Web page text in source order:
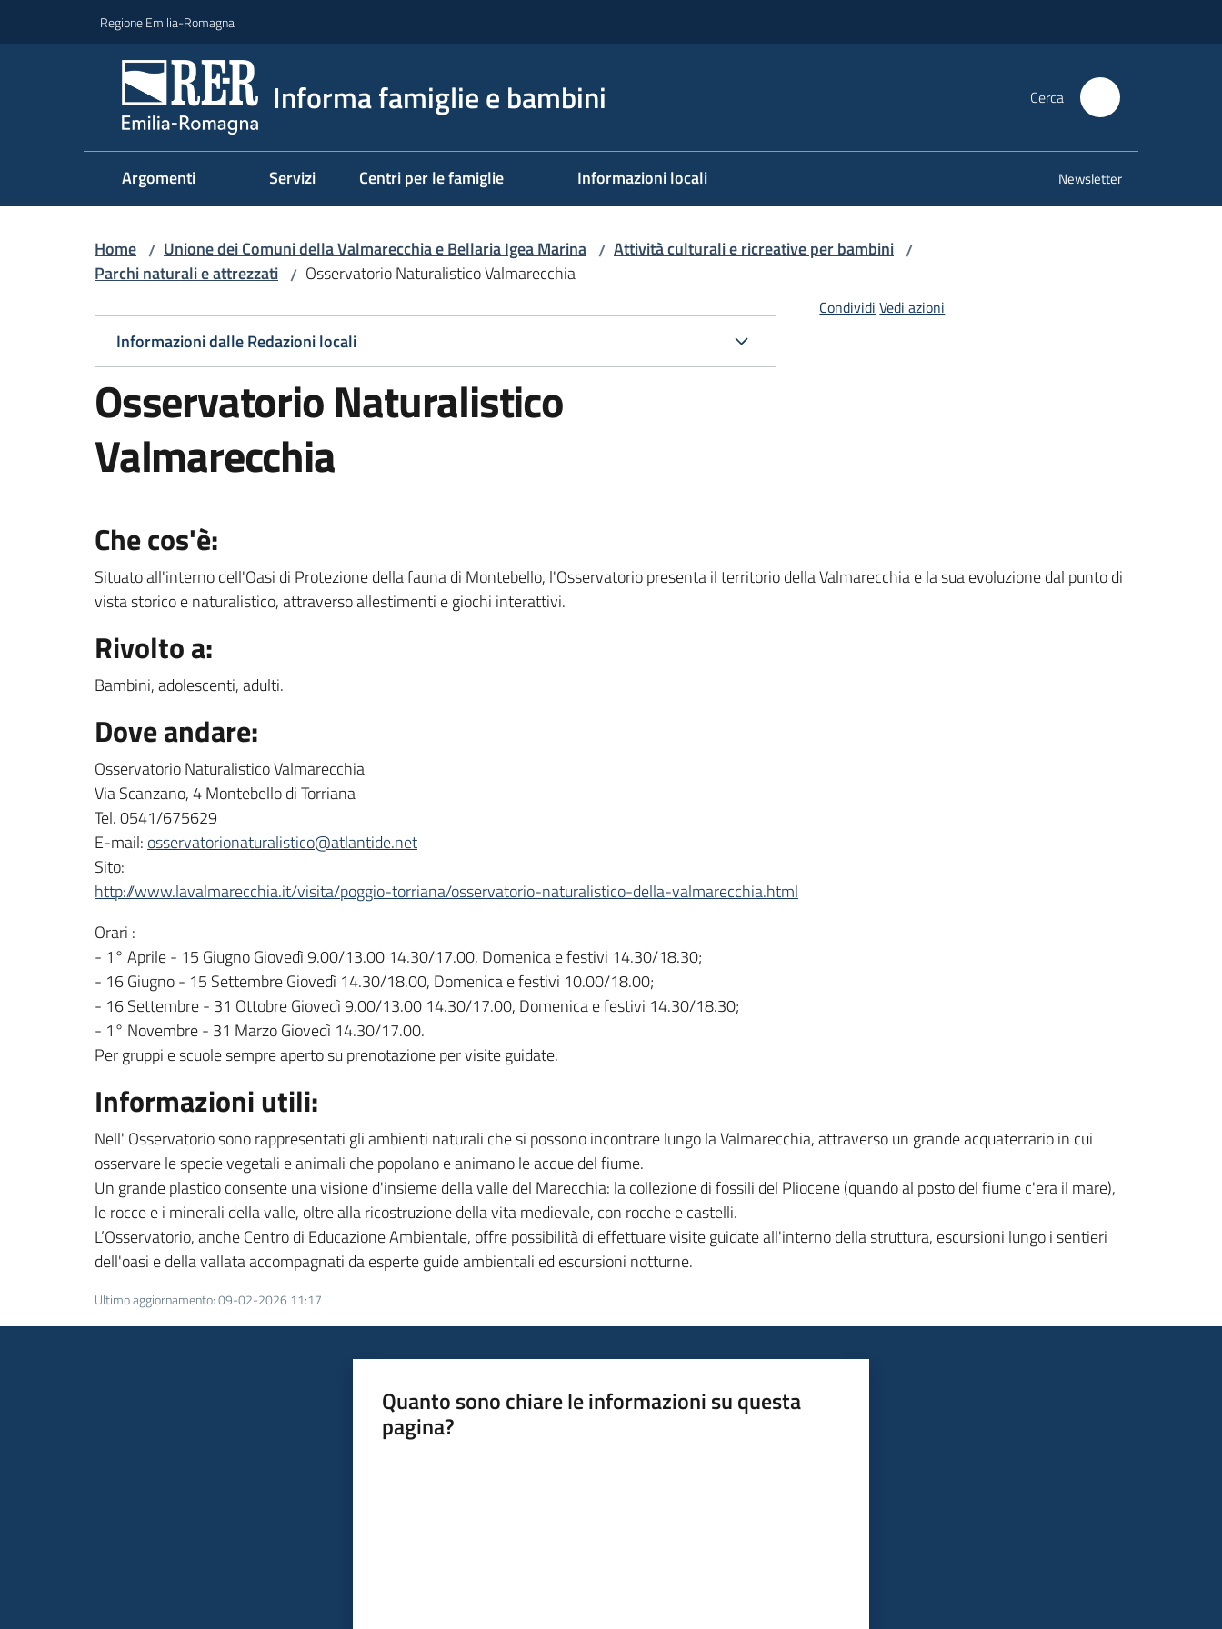
Regione Emilia-Romagna
Informa famiglie e bambini Cerca
Argomenti Servizi Centri per le famiglie Informazioni locali Newsletter
Home / Unione dei Comuni della Valmarecchia e Bellaria Igea Marina / Attività culturali e ricreative per bambini /
Parchi naturali e attrezzati / Osservatorio Naturalistico Valmarecchia
Informazioni dalle Redazioni locali
Osservatorio Naturalistico
Valmarecchia
Condividi Vedi azioni
Che cos'è:
Situato all'interno dell'Oasi di Protezione della fauna di Montebello, l'Osservatorio presenta il territorio della Valmarecchia e la sua evoluzione dal punto di
vista storico e naturalistico, attraverso allestimenti e giochi interattivi.
Rivolto a:
Bambini, adolescenti, adulti.
Dove andare:
Osservatorio Naturalistico Valmarecchia
Via Scanzano, 4 Montebello di Torriana
Tel. 0541/675629
E-mail: osservatorionaturalistico@atlantide.net
Sito:
http://www.lavalmarecchia.it/visita/poggio-torriana/osservatorio-naturalistico-della-valmarecchia.html
Orari :
- 1° Aprile - 15 Giugno Giovedì 9.00/13.00 14.30/17.00, Domenica e festivi 14.30/18.30;
- 16 Giugno - 15 Settembre Giovedì 14.30/18.00, Domenica e festivi 10.00/18.00;
- 16 Settembre - 31 Ottobre Giovedì 9.00/13.00 14.30/17.00, Domenica e festivi 14.30/18.30;
- 1° Novembre - 31 Marzo Giovedì 14.30/17.00.
Per gruppi e scuole sempre aperto su prenotazione per visite guidate.
Informazioni utili:
Nell' Osservatorio sono rappresentati gli ambienti naturali che si possono incontrare lungo la Valmarecchia, attraverso un grande acquaterrario in cui
osservare le specie vegetali e animali che popolano e animano le acque del fiume.
Un grande plastico consente una visione d'insieme della valle del Marecchia: la collezione di fossili del Pliocene (quando al posto del fiume c'era il mare),
le rocce e i minerali della valle, oltre alla ricostruzione della vita medievale, con rocche e castelli.
L’Osservatorio, anche Centro di Educazione Ambientale, offre possibilità di effettuare visite guidate all'interno della struttura, escursioni lungo i sentieri
dell'oasi e della vallata accompagnati da esperte guide ambientali ed escursioni notturne.
Ultimo aggiornamento:09-02-2026 11:17
Quanto sono chiare le informazioni su questa
pagina?